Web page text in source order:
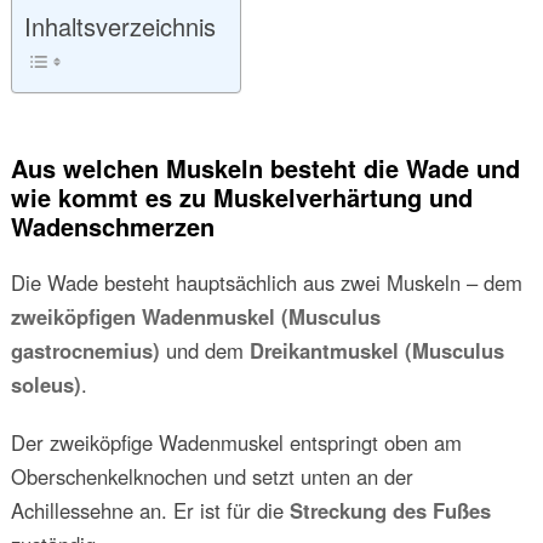
Inhaltsverzeichnis
Aus welchen Muskeln besteht die Wade und
wie kommt es zu Muskelverhärtung und
Wadenschmerzen
Die Wade besteht hauptsächlich aus zwei Muskeln – dem
zweiköpfigen Wadenmuskel (Musculus
gastrocnemius) und dem Dreikantmuskel (Musculus
soleus).
Der zweiköpfige Wadenmuskel entspringt oben am
Oberschenkelknochen und setzt unten an der
Achillessehne an. Er ist für die Streckung des Fußes